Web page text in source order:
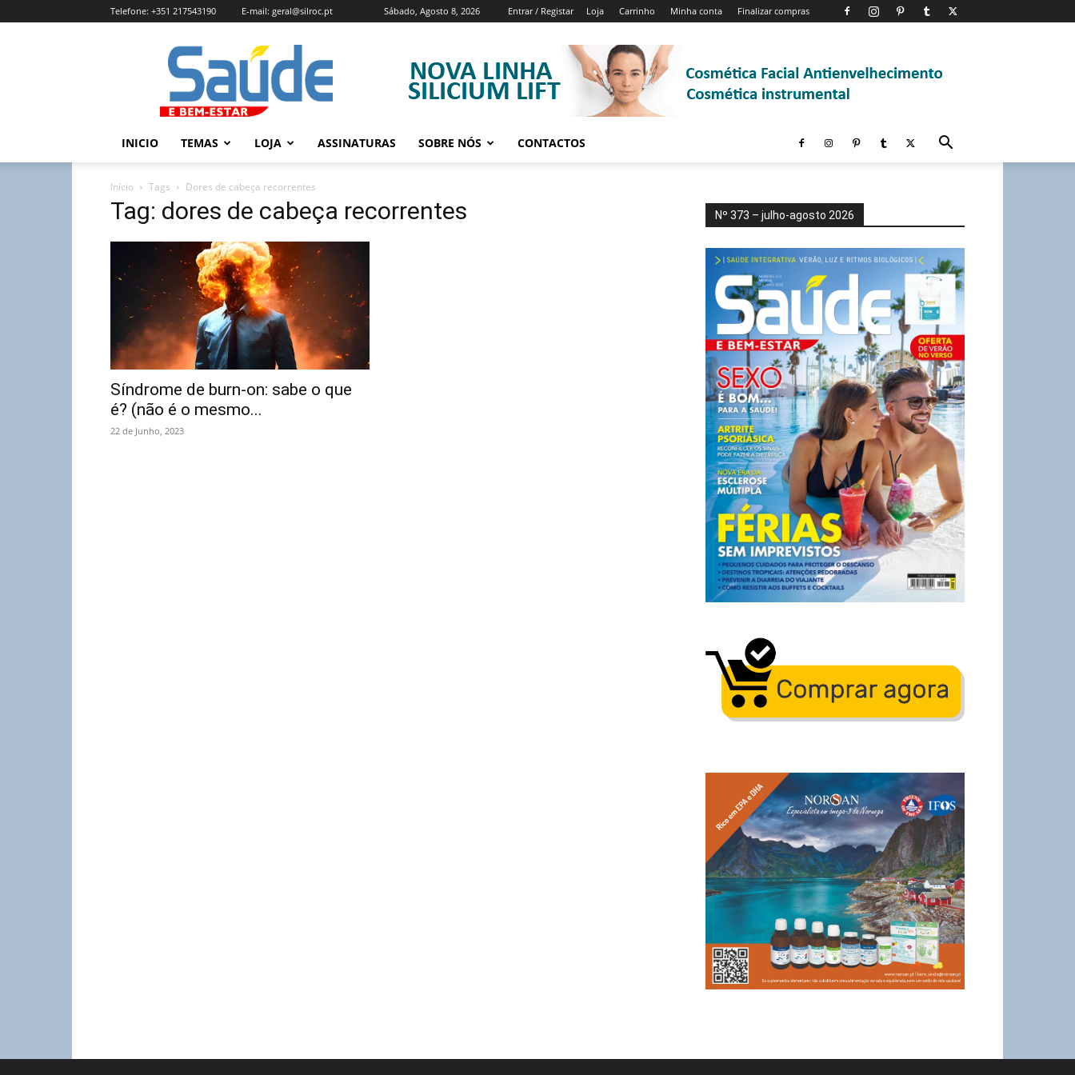
Sábado, Agosto 8, 2026 Entrar / Registar Loja Carrinho Minha conta Finalizar compras
Telefone: +351 217543190 E-mail: geral@silroc.pt
Revista
Saúde
e
Bem
Estar
Edição
INICIO TEMAS LOJA ASSINATURAS SOBRE NÓS CONTACTOS
Início Tags Dores de cabeça recorrentes
Tag: dores de cabeça recorrentes
Síndrome de burn-on: sabe o que
é? (não é o mesmo...
22 de Junho, 2023
Nº 373 – julho-agosto 2026